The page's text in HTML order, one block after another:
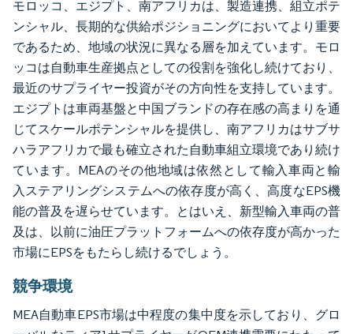
モロッコ、エジプト、南アフリカは、製造連携、組立ポテ
ンシャル、長期的な供給ポジショニングにおいてより重要
であるため、地域の状況に異なる層を加えています。モロ
ッコは自動車生産拠点としての役割を強化し続けており、
最近のサプライヤー投資がその方向性を支持しています。
エジプトは車両基盤と中国ブランドの存在感の高まりを通
じてスケールポテンシャルを提供し、南アフリカはサブサ
ハラアフリカで最も確立された自動車組立環境であり続け
ています。MEAのその他地域は依然として輸入車両と輸
入ステアリングシステムへの依存度が高く、高度なEPS機
能の普及を遅らせています。とはいえ、新型輸入車両の普
及は、以前に油圧プラットフォームへの依存度が高かった
市場にEPSをもたらし続けるでしょう。
競争環境
MEA自動車EPS市場は中程度の集中度を示しており、グロ